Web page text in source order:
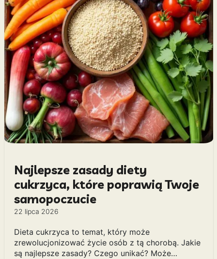
Najlepsze zasady diety
cukrzyca, które poprawią Twoje
samopoczucie
22 lipca 2026
Dieta cukrzyca to temat, który może
zrewolucjonizować życie osób z tą chorobą. Jakie
są najlepsze zasady? Czego unikać? Może…